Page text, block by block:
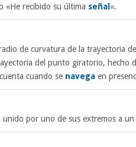
«He recibido su última señal «.
de curvatura de la trayectoria
del punto giratorio, hecho
cuando se navega en
por uno de sus extremos a